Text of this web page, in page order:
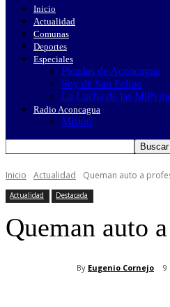
Inicio
Actualidad
Comunas
Deportes
Especiales
Picadas de Aconcagua
Soy de San Felipe
La Lucha de las
Radio Aconcagua
Misión
Inicio Actualidad Queman auto a
Actualidad Destacada
Queman auto
By Eugenio Cornejo 9